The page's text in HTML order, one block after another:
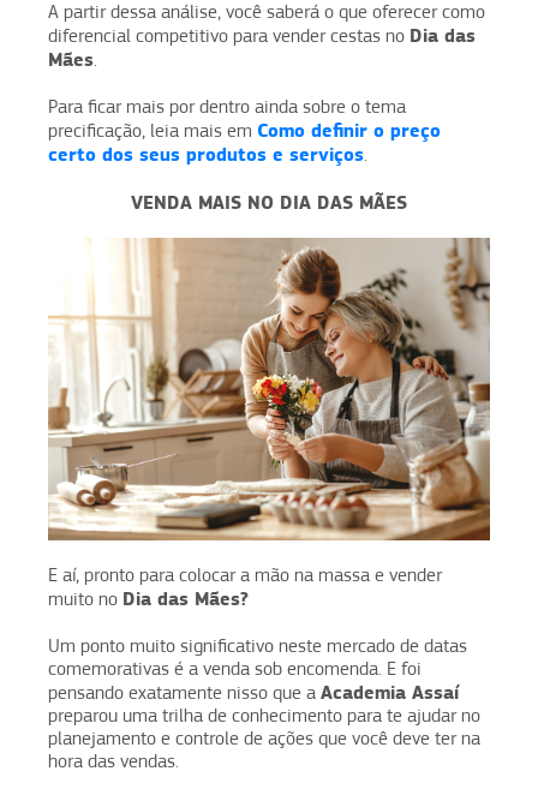
A partir dessa análise, você saberá o que oferecer como
diferencial competitivo para vender cestas no Dia das
Mães.
Para ficar mais por dentro ainda sobre o tema
precificação, leia mais em Como definir o preço
certo dos seus produtos e serviços.
VENDA MAIS NO DIA DAS MÃES
E aí, pronto para colocar a mão na massa e vender
muito no Dia das Mães?
Um ponto muito significativo neste mercado de datas
comemorativas é a venda sob encomenda. E foi
pensando exatamente nisso que a Academia Assaí
preparou uma trilha de conhecimento para te ajudar no
planejamento e controle de ações que você deve ter na
hora das vendas.